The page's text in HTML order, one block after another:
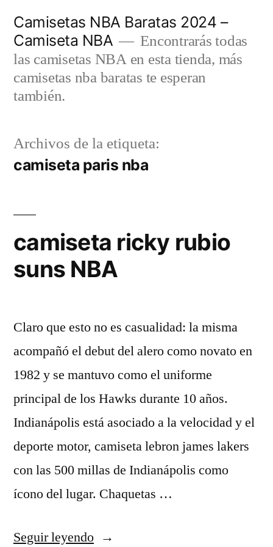
contenido
Camisetas NBA Baratas 2024 –
Camiseta NBA
Encontrarás todas
las camisetas NBA en esta tienda, más
camisetas nba baratas te esperan
también.
Archivos de la etiqueta:
camiseta paris nba
camiseta ricky rubio
suns NBA
Claro que esto no es casualidad: la misma
acompañó el debut del alero como novato en
1982 y se mantuvo como el uniforme
principal de los Hawks durante 10 años.
Indianápolis está asociado a la velocidad y el
deporte motor, camiseta lebron james lakers
con las 500 millas de Indianápolis como
ícono del lugar. Chaquetas …
Seguir leyendo«camiseta